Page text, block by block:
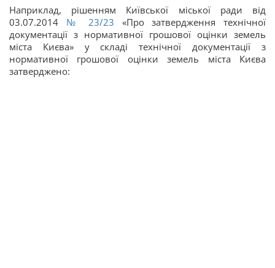
Наприклад, рішенням Київської міської ради від
03.07.2014 № 23/23 «Про затвердження технічної
документації з нормативної грошової оцінки земель
міста Києва» у складі технічної документації з
нормативної грошової оцінки земель міста Києва
затверджено: